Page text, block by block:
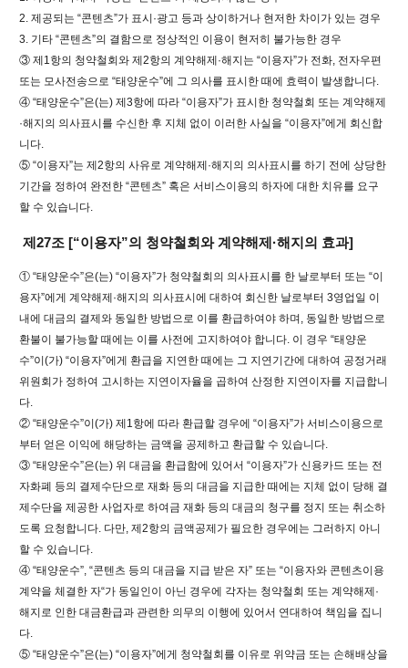
2. 제공되는 “콘텐츠”가 표시·광고 등과 상이하거나 현저한 차이가 있는 경우
3. 기타 “콘텐츠”의 결함으로 정상적인 이용이 현저히 불가능한 경우
③ 제1항의 청약철회와 제2항의 계약해제·해지는 “이용자”가 전화, 전자우편
또는 모사전송으로 “태양운수”에 그 의사를 표시한 때에 효력이 발생합니다.
④ “태양운수”은(는) 제3항에 따라 “이용자”가 표시한 청약철회 또는 계약해제
·해지의 의사표시를 수신한 후 지체 없이 이러한 사실을 “이용자”에게 회신합
니다.
⑤ “이용자”는 제2항의 사유로 계약해제·해지의 의사표시를 하기 전에 상당한
기간을 정하여 완전한 “콘텐츠” 혹은 서비스이용의 하자에 대한 치유를 요구
할 수 있습니다.
제27조 [“이용자”의 청약철회와 계약해제·해지의 효과]
① “태양운수”은(는) “이용자”가 청약철회의 의사표시를 한 날로부터 또는 “이
용자”에게 계약해제·해지의 의사표시에 대하여 회신한 날로부터 3영업일 이
내에 대금의 결제와 동일한 방법으로 이를 환급하여야 하며, 동일한 방법으로
환불이 불가능할 때에는 이를 사전에 고지하여야 합니다. 이 경우 “태양운
수”이(가) “이용자”에게 환급을 지연한 때에는 그 지연기간에 대하여 공정거래
위원회가 정하여 고시하는 지연이자율을 곱하여 산정한 지연이자를 지급합니
다.
② “태양운수”이(가) 제1항에 따라 환급할 경우에 “이용자”가 서비스이용으로
부터 얻은 이익에 해당하는 금액을 공제하고 환급할 수 있습니다.
③ “태양운수”은(는) 위 대금을 환급함에 있어서 “이용자”가 신용카드 또는 전
자화폐 등의 결제수단으로 재화 등의 대금을 지급한 때에는 지체 없이 당해 결
제수단을 제공한 사업자로 하여금 재화 등의 대금의 청구를 정지 또는 취소하
도록 요청합니다. 다만, 제2항의 금액공제가 필요한 경우에는 그러하지 아니
할 수 있습니다.
④ “태양운수”, “콘텐츠 등의 대금을 지급 받은 자” 또는 “이용자와 콘텐츠이용
계약을 체결한 자“가 동일인이 아닌 경우에 각자는 청약철회 또는 계약해제·
해지로 인한 대금환급과 관련한 의무의 이행에 있어서 연대하여 책임을 집니
다.
⑤ “태양운수”은(는) “이용자”에게 청약철회를 이유로 위약금 또는 손해배상을